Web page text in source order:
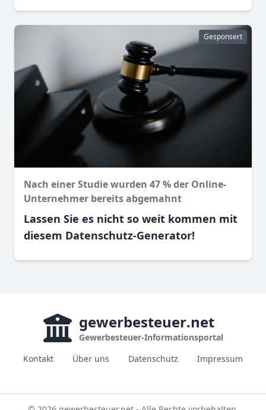
Gesponsert
Nach einer Studie wurden 47 % der Online-
Unternehmer bereits abgemahnt
Lassen Sie es nicht so weit kommen mit
diesem Datenschutz-Generator!
gewerbesteuer.net
Gewerbesteuer-Informationsportal
Kontakt
Über uns Datenschutz Impressum